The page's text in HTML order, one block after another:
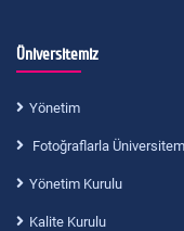
Üniversitemiz
Yönetim
Fotoğraflarla
Yönetim Kurulu
Kalite Kurulu